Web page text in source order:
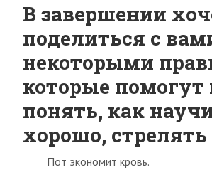
В завершении
поделиться с
некоторыми
которые помогут
понять, как
хорошо,
Пот экономит кровь.